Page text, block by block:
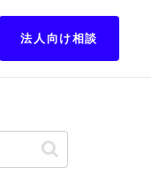
法人向け相談